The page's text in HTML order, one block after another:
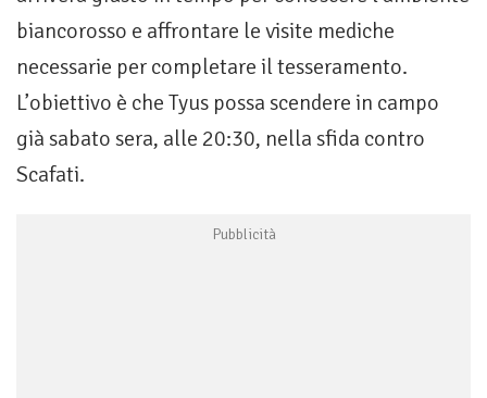
biancorosso e affrontare le visite mediche
necessarie per completare il tesseramento.
L’obiettivo è che Tyus possa scendere in campo
già sabato sera, alle 20:30, nella sfida contro
Scafati.